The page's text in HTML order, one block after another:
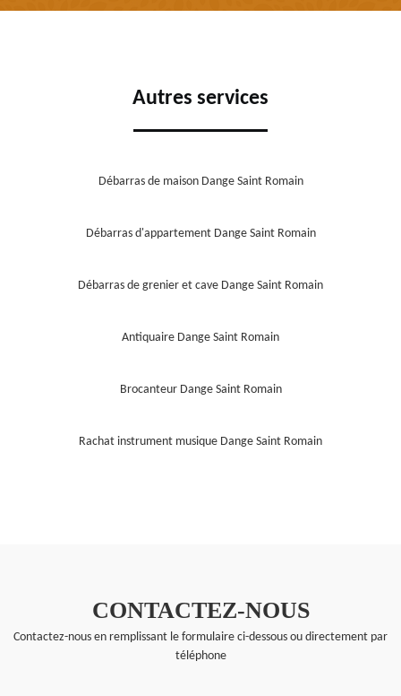
Autres services
Débarras de maison Dange Saint Romain
Débarras d'appartement Dange Saint Romain
Débarras de grenier et cave Dange Saint Romain
Antiquaire Dange Saint Romain
Brocanteur Dange Saint Romain
Rachat instrument musique Dange Saint Romain
CONTACTEZ-NOUS
Contactez-nous en remplissant le formulaire ci-dessous ou directement par
téléphone